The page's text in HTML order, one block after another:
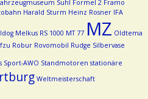
Suhl Formel 2 Framo
Harald Sturm Heinz Rosner IFA
Melkus RS 1000 MT 77 MZ Oldtema
Robur Rovomobil Rudge Silbervase
Sport-AWO Standmotoren stationäre
Weltmeisterschaft